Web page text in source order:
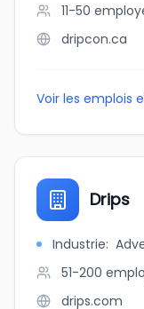
11-50
dripcon.ca
Voir les emplois
Drips
Industrie:
51-200
drips.com